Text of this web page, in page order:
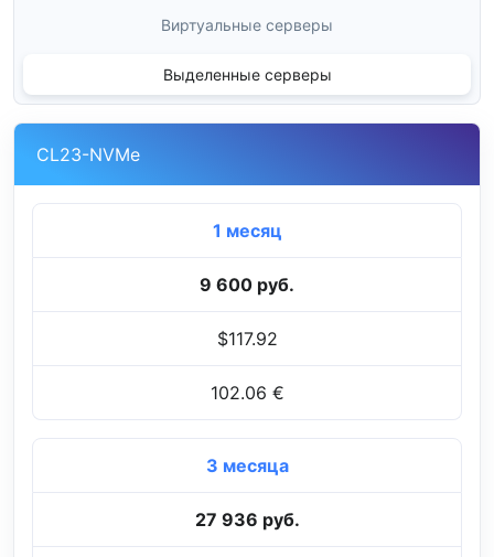
Виртуальные серверы
Выделенные серверы
CL23-NVMe
1 месяц
9 600 руб.
$117.92
102.06 €
3 месяца
27 936 руб.